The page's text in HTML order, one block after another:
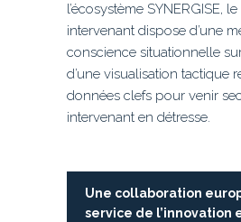
l’écosystème SYNERGISE,
intervenant dispose d’une
conscience situationnelle
d’une visualisation tactique
données clefs pour venir
intervenant en détresse.
Une collaboration
service de l’innovation